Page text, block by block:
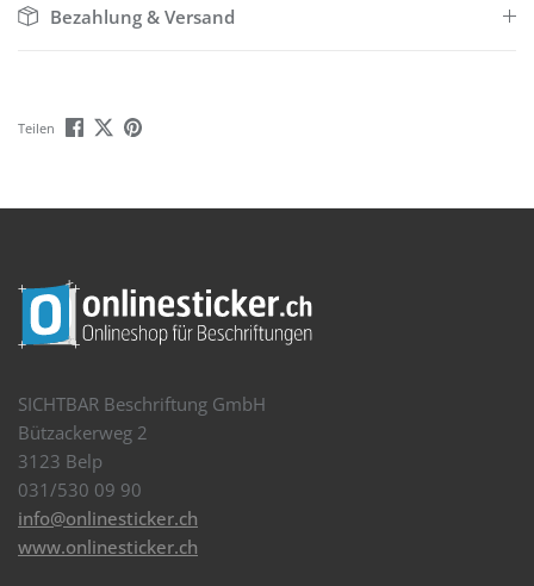
Bezahlung & Versand
Teilen
SICHTBAR Beschriftung GmbH
Bützackerweg 2
3123 Belp
031/530 09 90
info@onlinesticker.ch
www.onlinesticker.ch